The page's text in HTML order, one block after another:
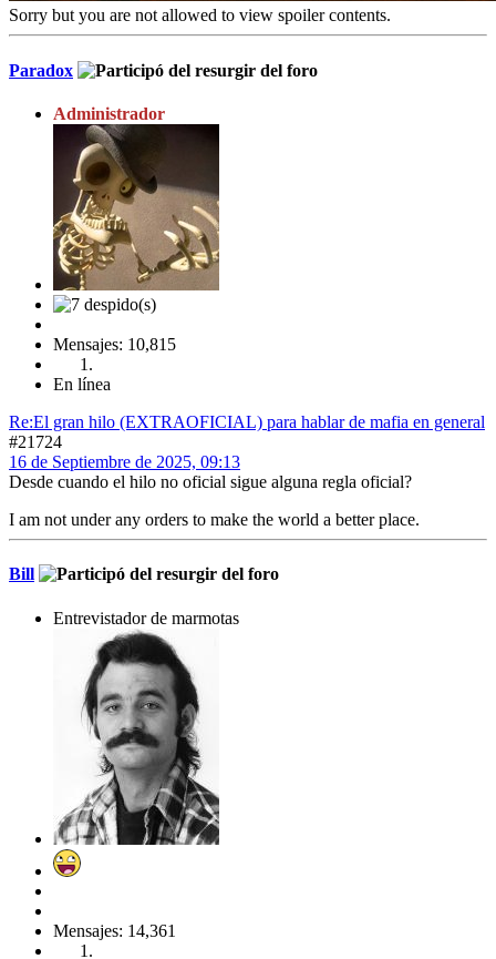
Sorry but you are not allowed to view spoiler contents.
Paradox
Administrador
Mensajes: 10,815
En línea
Re:El gran hilo (EXTRAOFICIAL) para hablar de mafia en general
#21724
16 de Septiembre de 2025, 09:13
Desde cuando el hilo no oficial sigue alguna regla oficial?
I am not under any orders to make the world a better place.
Bill
Entrevistador de marmotas
Mensajes: 14,361